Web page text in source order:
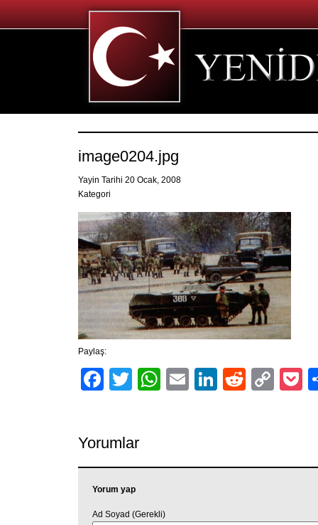
image0204.jpg
Yayin Tarihi 20 Ocak, 2008
Kategori
Paylaş:
Facebook
TwitterWhatsApp
EmailLinkedIn
Reddit
Yorumlar
Yorum yap
Ad Soyad (Gerekli)